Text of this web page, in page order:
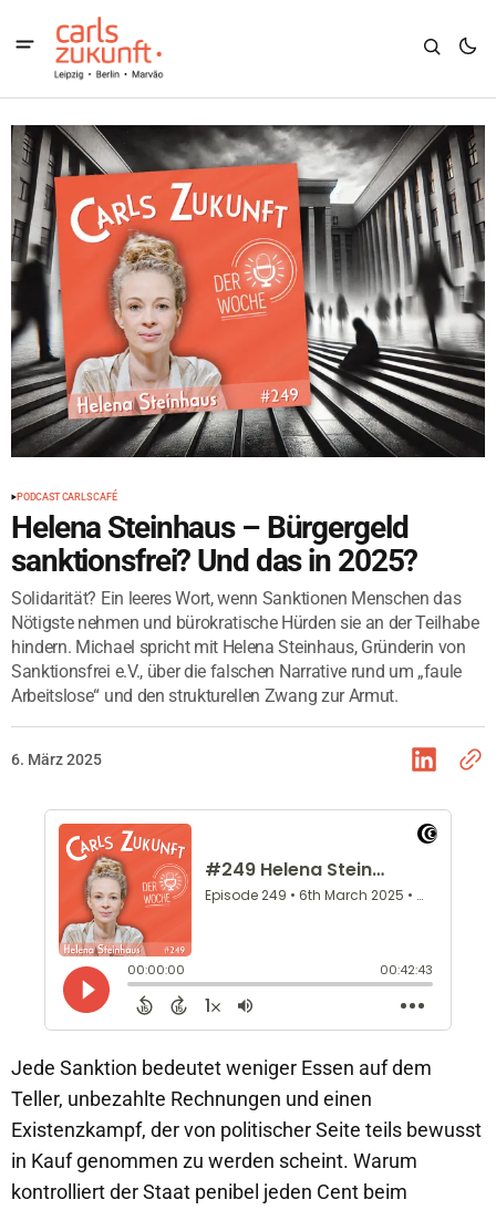
PODCAST CARLS CAFÉ
Helena Steinhaus – Bürgergeld
sanktionsfrei? Und das in 2025?
Solidarität? Ein leeres Wort, wenn Sanktionen Menschen das
Nötigste nehmen und bürokratische Hürden sie an der Teilhabe
hindern. Michael spricht mit Helena Steinhaus, Gründerin von
Sanktionsfrei e.V., über die falschen Narrative rund um „faule
Arbeitslose“ und den strukturellen Zwang zur Armut.
6. März 2025
Jede Sanktion bedeutet weniger Essen auf dem
Teller, unbezahlte Rechnungen und einen
Existenzkampf, der von politischer Seite teils bewusst
in Kauf genommen zu werden scheint. Warum
kontrolliert der Staat penibel jeden Cent beim